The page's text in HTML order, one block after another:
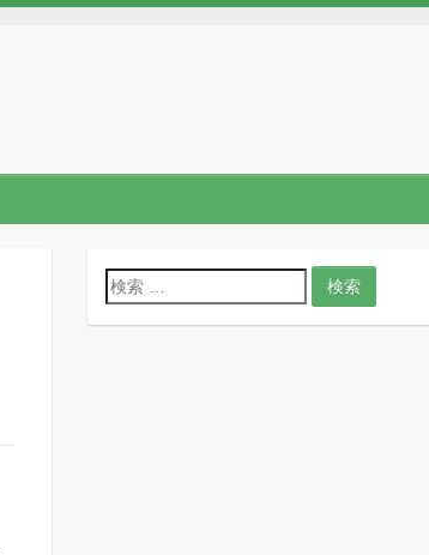
検
索